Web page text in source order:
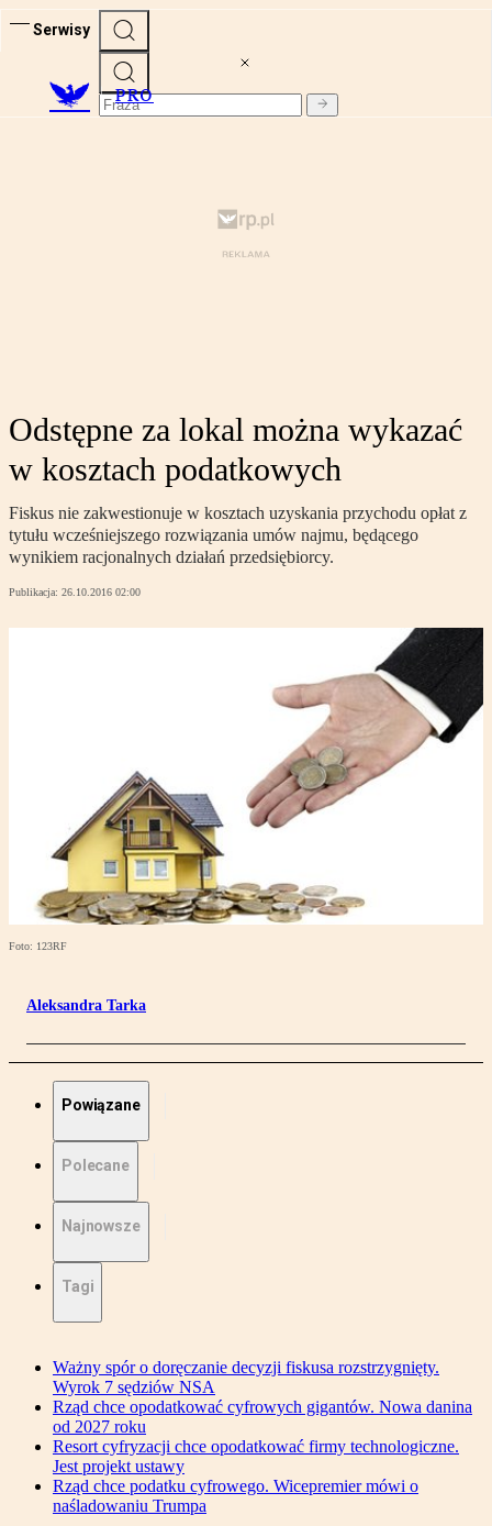
Serwisy
PRO
Odstępne za lokal można wykazać
w kosztach podatkowych
Fiskus nie zakwestionuje w kosztach uzyskania przychodu opłat z
tytułu wcześniejszego rozwiązania umów najmu, będącego
wynikiem racjonalnych działań przedsiębiorcy.
Publikacja: 26.10.2016 02:00
Foto: 123RF
Aleksandra Tarka
Powiązane
Polecane
Najnowsze
Tagi
Ważny spór o doręczanie decyzji fiskusa rozstrzygnięty.
Wyrok 7 sędziów NSA
Rząd chce opodatkować cyfrowych gigantów. Nowa danina
od 2027 roku
Resort cyfryzacji chce opodatkować firmy technologiczne.
Jest projekt ustawy
Rząd chce podatku cyfrowego. Wicepremier mówi o
naśladowaniu Trumpa